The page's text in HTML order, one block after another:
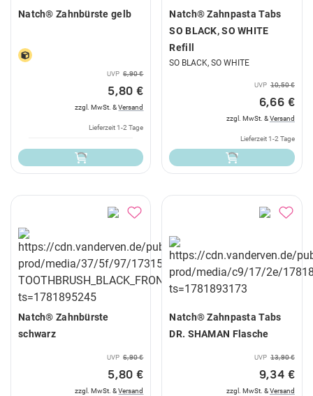
Natch® Zahnbürste gelb
UVP 6,90 €
5,80 €
zzgl. MwSt. &Versand
Lieferzeit 1-2 Tage
Natch® Zahnpasta Tabs
SO BLACK, SO WHITE
Refill
SO BLACK, SO WHITE
UVP 10,50 €
6,66 €
zzgl. MwSt. &Versand
Lieferzeit 1-2 Tage
Natch® Zahnbürste
schwarz
UVP 6,90 €
5,80 €
zzgl. MwSt. &Versand
Natch® Zahnpasta Tabs
DR. SHAMAN Flasche
UVP 13,90 €
9,34 €
zzgl. MwSt. &Versand